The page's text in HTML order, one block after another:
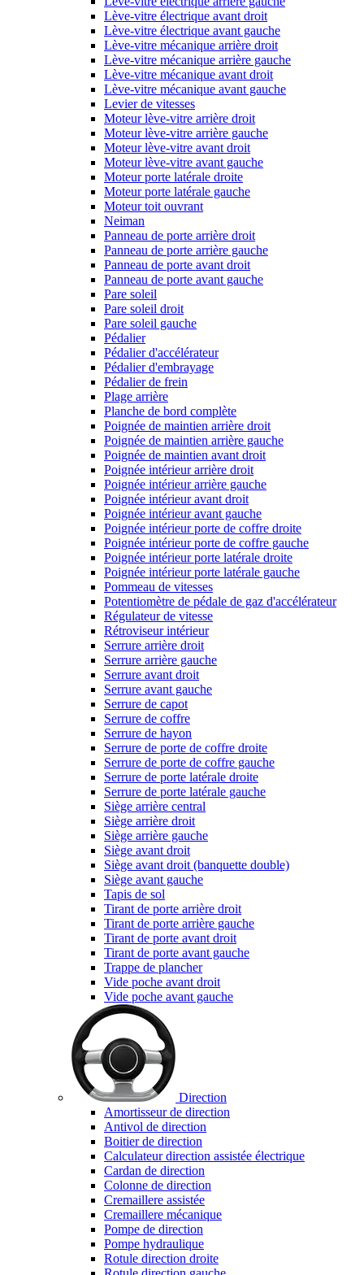
Lève-vitre électrique avant droit
Lève-vitre électrique avant gauche
Lève-vitre mécanique arrière droit
Lève-vitre mécanique arrière gauche
Lève-vitre mécanique avant droit
Lève-vitre mécanique avant gauche
Levier de vitesses
Moteur lève-vitre arrière droit
Moteur lève-vitre arrière gauche
Moteur lève-vitre avant droit
Moteur lève-vitre avant gauche
Moteur porte latérale droite
Moteur porte latérale gauche
Moteur toit ouvrant
Neiman
Panneau de porte arrière droit
Panneau de porte arrière gauche
Panneau de porte avant droit
Panneau de porte avant gauche
Pare soleil
Pare soleil droit
Pare soleil gauche
Pédalier
Pédalier d'accélérateur
Pédalier d'embrayage
Pédalier de frein
Plage arrière
Planche de bord complète
Poignée de maintien arrière droit
Poignée de maintien arrière gauche
Poignée de maintien avant droit
Poignée intérieur arrière droit
Poignée intérieur arrière gauche
Poignée intérieur avant droit
Poignée intérieur avant gauche
Poignée intérieur porte de coffre droite
Poignée intérieur porte de coffre gauche
Poignée intérieur porte latérale droite
Poignée intérieur porte latérale gauche
Pommeau de vitesses
Potentiomètre de pédale de gaz d'accélérateur
Régulateur de vitesse
Rétroviseur intérieur
Serrure arrière droit
Serrure arrière gauche
Serrure avant droit
Serrure avant gauche
Serrure de capot
Serrure de coffre
Serrure de hayon
Serrure de porte de coffre droite
Serrure de porte de coffre gauche
Serrure de porte latérale droite
Serrure de porte latérale gauche
Siège arrière central
Siège arrière droit
Siège arrière gauche
Siège avant droit
Siège avant droit (banquette double)
Siège avant gauche
Tapis de sol
Tirant de porte arrière droit
Tirant de porte arrière gauche
Tirant de porte avant droit
Tirant de porte avant gauche
Trappe de plancher
Vide poche avant droit
Vide poche avant gauche
Direction
Amortisseur de direction
Antivol de direction
Boitier de direction
Calculateur direction assistée électrique
Cardan de direction
Colonne de direction
Cremaillere assistée
Cremaillere mécanique
Pompe de direction
Pompe hydraulique
Rotule direction droite